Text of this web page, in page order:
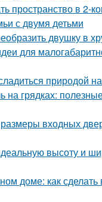
пространство в 2-
с двумя детьми
двушку в
для
природой
на грядках:
входных
высоту и
доме: как сделать